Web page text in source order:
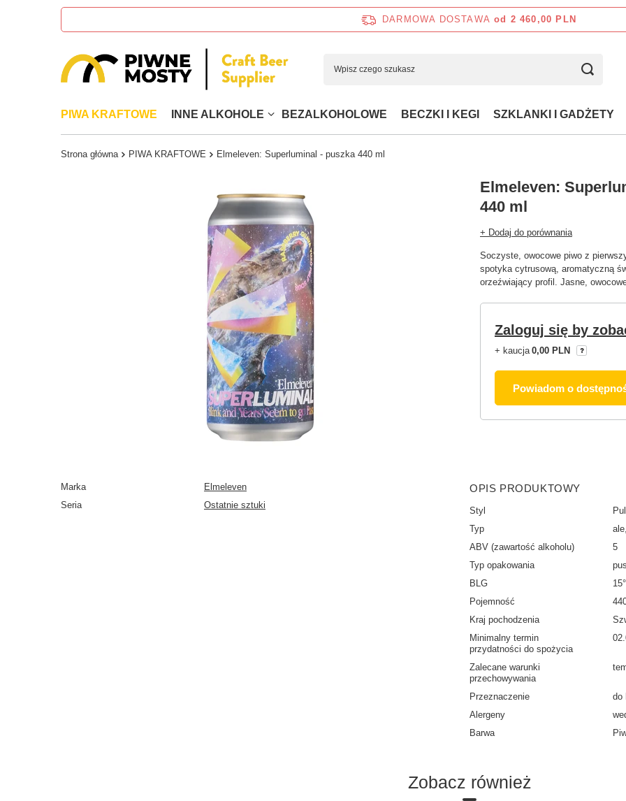
DARMOWA DOSTAWA od 2 460,00 PLN
PIWA KRAFTOWE INNE ALKOHOLE BEZALKOHOLOWE BECZKI I KEGI SZKLANKI I GADŻETY
Strona główna PIWA KRAFTOWE Elmeleven: Superluminal - puszka 440 ml
Elmeleven:
440 ml
+ Dodaj do porównania
Soczyste, owocowe piwo z
spotyka cytrusową, aromatyczną
orzeźwiający profil. Jasne,
Zaloguj się by
+ kaucja 0,00 PLN
Powiadom o
Marka
Elmeleven
Seria
Ostatnie sztuki
OPIS PRODUKTOWY
Styl
Typ
ABV (zawartość alkoholu)
5
Typ opakowania
BLG
15°
Pojemność
Kraj pochodzenia
Minimalny termin
przydatności do spożycia
Zalecane warunki
przechowywania
Przeznaczenie
do
Alergeny
Barwa
Zobacz również